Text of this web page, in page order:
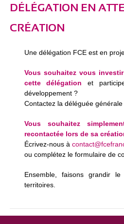
DÉLÉGATION EN
CRÉATION
Une délégation FCE est en
Vous souhaitez vous
cette délégation et
développement ?
Contactez la déléguée générale
Vous souhaitez
recontactée lors de sa
Écrivez-nous à
ou complétez le formulaire de
Ensemble, faisons grandir
territoires.